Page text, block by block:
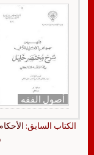
أصول الفقه
الكتاب السابق: